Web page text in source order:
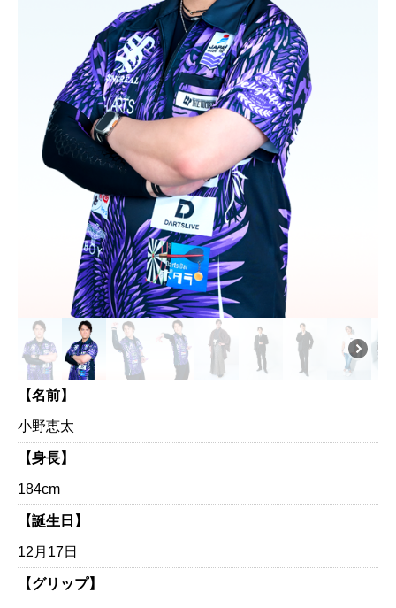
【名前】
小野恵太
【身長】
184cm
【誕生日】
12月17日
【グリップ】